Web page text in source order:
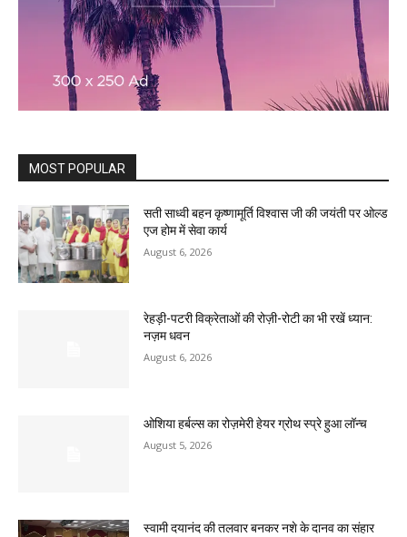
MOST POPULAR
सती साध्वी बहन कृष्णामूर्ति विश्वास जी की जयंती पर ओल्ड
एज होम में सेवा कार्य
August 6, 2026
रेहड़ी-पटरी विक्रेताओं की रोज़ी-रोटी का भी रखें ध्यान:
नज़म धवन
August 6, 2026
ओशिया हर्बल्स का रोज़मेरी हेयर ग्रोथ स्प्रे हुआ लॉन्च
August 5, 2026
स्वामी दयानंद की तलवार बनकर नशे के दानव का संहार